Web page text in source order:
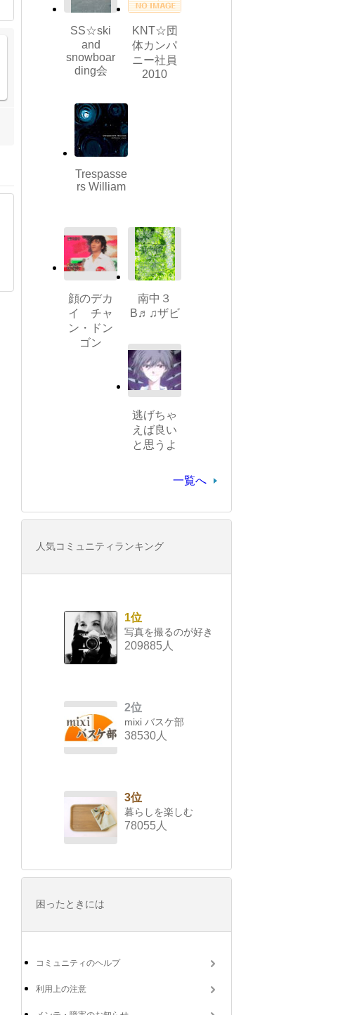
SS☆ski
and
snowboar
ding会
KNT☆団
体カンパ
ニー社員
2010
Trespasse
rs William
顔のデカ
イ チャ
ン・ドン
ゴン
南中３
B♬♫ザビ
逃げちゃ
えば良い
と思うよ
一覧へ
人気コミュニティランキング
1位
写真を撮るのが好き
209885人
2位
mixi バスケ部
38530人
3位
暮らしを楽しむ
78055人
困ったときには
コミュニティのヘルプ
利用上の注意